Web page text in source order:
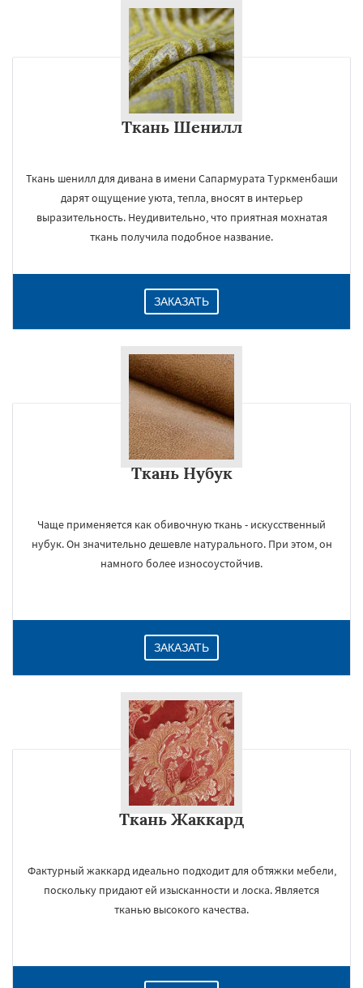
Ткань Шенилл
Ткань шенилл для дивана в имени Сапармурата Туркменбаши
дарят ощущение уюта, тепла, вносят в интерьер
выразительность. Неудивительно, что приятная мохнатая
ткань получила подобное название.
ЗАКАЗАТЬ
Ткань Нубук
Чаще применяется как обивочную ткань - искусственный
нубук. Он значительно дешевле натурального. При этом, он
намного более износоустойчив.
ЗАКАЗАТЬ
Ткань Жаккард
Фактурный жаккард идеально подходит для обтяжки мебели,
поскольку придают ей изысканности и лоска. Является
тканью высокого качества.